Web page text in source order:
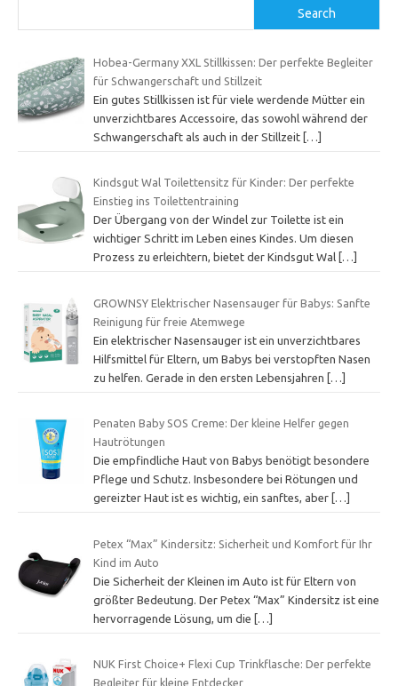
Search
Hobea-Germany XXL Stillkissen: Der perfekte Begleiter
für Schwangerschaft und Stillzeit
Ein gutes Stillkissen ist für viele werdende Mütter ein
unverzichtbares Accessoire, das sowohl während der
Schwangerschaft als auch in der Stillzeit […]
Kindsgut Wal Toilettensitz für Kinder: Der perfekte
Einstieg ins Toilettentraining
Der Übergang von der Windel zur Toilette ist ein
wichtiger Schritt im Leben eines Kindes. Um diesen
Prozess zu erleichtern, bietet der Kindsgut Wal […]
GROWNSY Elektrischer Nasensauger für Babys: Sanfte
Reinigung für freie Atemwege
Ein elektrischer Nasensauger ist ein unverzichtbares
Hilfsmittel für Eltern, um Babys bei verstopften Nasen
zu helfen. Gerade in den ersten Lebensjahren […]
Penaten Baby SOS Creme: Der kleine Helfer gegen
Hautrötungen
Die empfindliche Haut von Babys benötigt besondere
Pflege und Schutz. Insbesondere bei Rötungen und
gereizter Haut ist es wichtig, ein sanftes, aber […]
Petex “Max” Kindersitz: Sicherheit und Komfort für Ihr
Kind im Auto
Die Sicherheit der Kleinen im Auto ist für Eltern von
größter Bedeutung. Der Petex “Max” Kindersitz ist eine
hervorragende Lösung, um die […]
NUK First Choice+ Flexi Cup Trinkflasche: Der perfekte
Begleiter für kleine Entdecker